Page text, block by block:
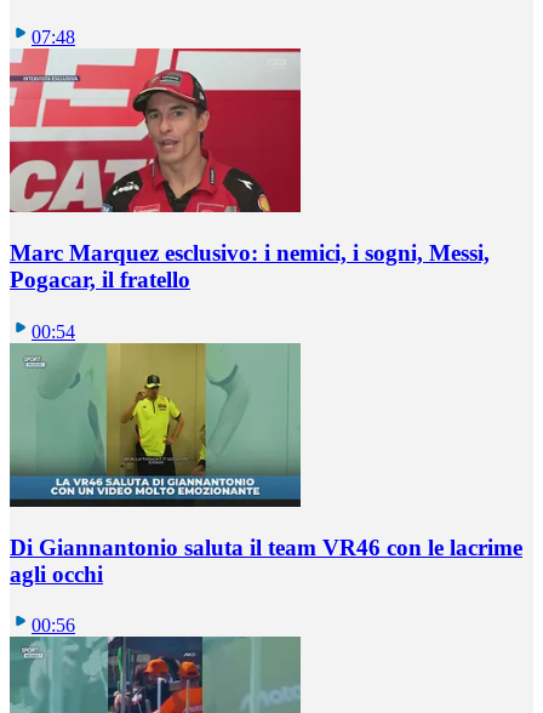
07:48
Marc Marquez esclusivo: i nemici, i sogni, Messi,
Pogacar, il fratello
00:54
Di Giannantonio saluta il team VR46 con le lacrime
agli occhi
00:56